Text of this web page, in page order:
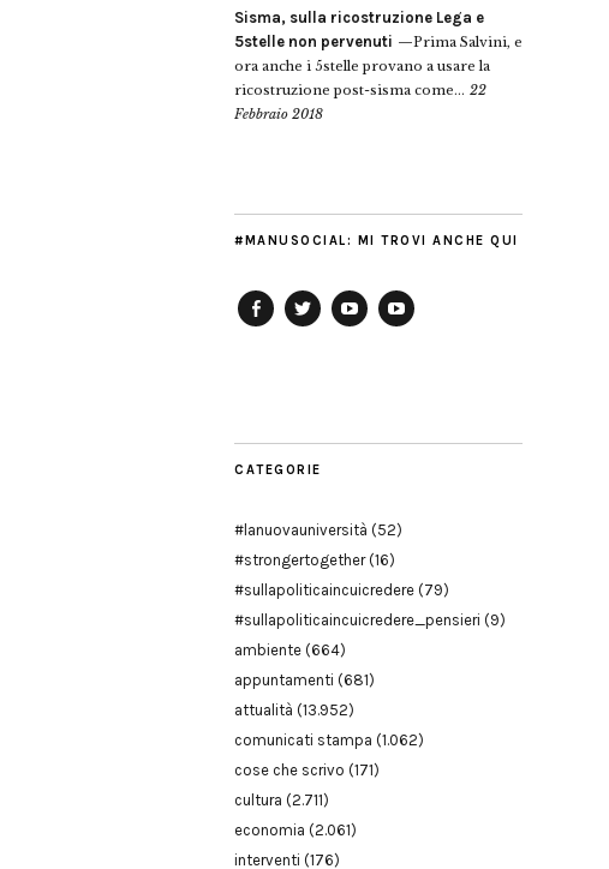
Sisma, sulla ricostruzione Lega e
5stelle non pervenuti
Prima Salvini, e
ora anche i 5stelle provano a usare la
ricostruzione post-sisma come... 22
Febbraio 2018
#MANUSOCIAL: MI TROVI ANCHE QUI
CATEGORIE
#lanuovauniversità (52)
#strongertogether(16)
#sullapoliticaincuicredere (79)
#sullapoliticaincuicredere_pensieri (9)
ambiente (664)
appuntamenti (681)
attualità (13.952)
comunicati stampa (1.062)
cose che scrivo (171)
cultura (2.711)
economia (2.061)
interventi (176)